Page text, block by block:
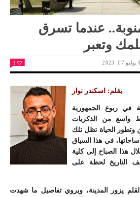
عندما تسرق
وتعبر
يوليو 07, 2023 1
بقلم: اسكندر نوار
في ربوع الجمهورية
واسع من الذكريات
وتطور الحياة تظل تلك
في هذا السياق
هذا الصباح إلى كلية
التاريخ لحظة على
يزور المدينة، ويروي تفاصيل ما شهدت